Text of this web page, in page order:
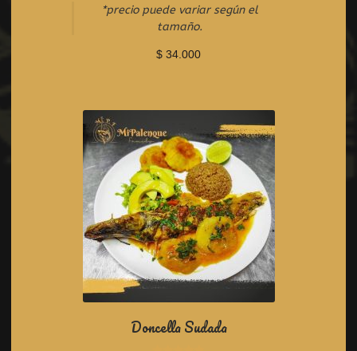
o
o
*precio puede variar según el
tamaño.
$ 34.000
Doncella Sudada